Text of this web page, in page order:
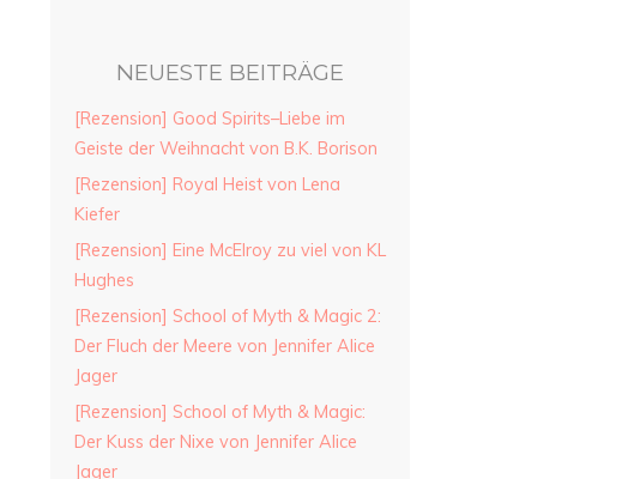
NEUESTE BEITRÄGE
[Rezension] Good Spirits–Liebe im
Geiste der Weihnacht von B.K. Borison
[Rezension] Royal Heist von Lena
Kiefer
[Rezension] Eine McElroy zu viel von KL
Hughes
[Rezension] School of Myth & Magic 2:
Der Fluch der Meere von Jennifer Alice
Jager
[Rezension] School of Myth & Magic:
Der Kuss der Nixe von Jennifer Alice
Jager